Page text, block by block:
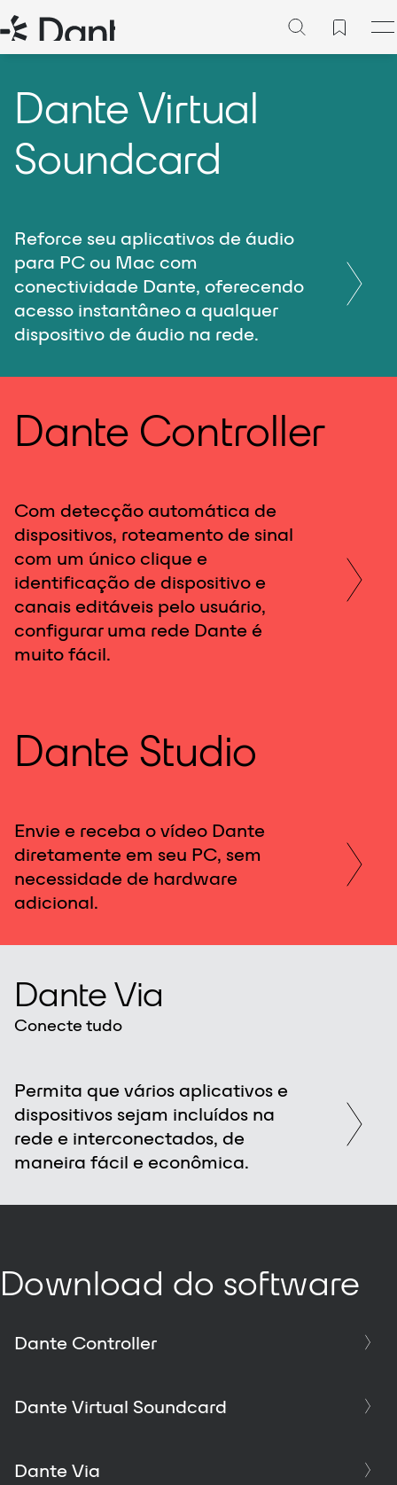
Dante Virtual
Soundcard
Reforce seu aplicativos de áudio
para PC ou Mac com
conectividade Dante, oferecendo
acesso instantâneo a qualquer
dispositivo de áudio na rede.
Dante Controller
Com detecção automática de
dispositivos, roteamento de sinal
com um único clique e
identificação de dispositivo e
canais editáveis pelo usuário,
configurar uma rede Dante é
muito fácil.
Dante Studio
Envie e receba o vídeo Dante
diretamente em seu PC, sem
necessidade de hardware
adicional.
Dante Via
Conecte tudo
Permita que vários aplicativos e
dispositivos sejam incluídos na
rede e interconectados, de
maneira fácil e econômica.
Download do software
Dante Controller
Dante Virtual Soundcard
Dante Via